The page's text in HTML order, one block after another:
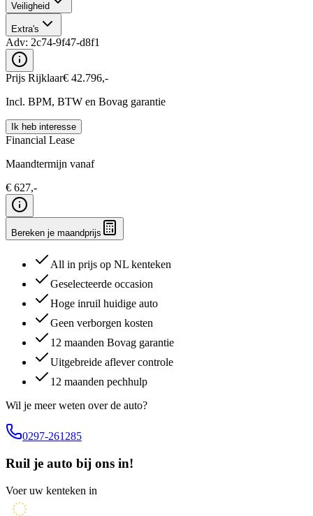
Veiligheid
Extra's
Adv: 2c74-9f47-d8f1
Prijs Rijklaar€ 42.796,-
Incl. BPM, BTW en Bovag garantie
Ik heb interesse
Financial Lease
Maandtermijn vanaf
€ 627,-
Bereken je maandprijs
All in prijs op NL kenteken
Geselecteerde occasion
Hoge inruil huidige auto
Geen verborgen kosten
12 maanden Bovag garantie
Uitgebreide aflever controle
12 maanden pechhulp
Wil je meer weten over de auto?
0297-261285
Ruil je auto bij ons in!
Voer uw kenteken in